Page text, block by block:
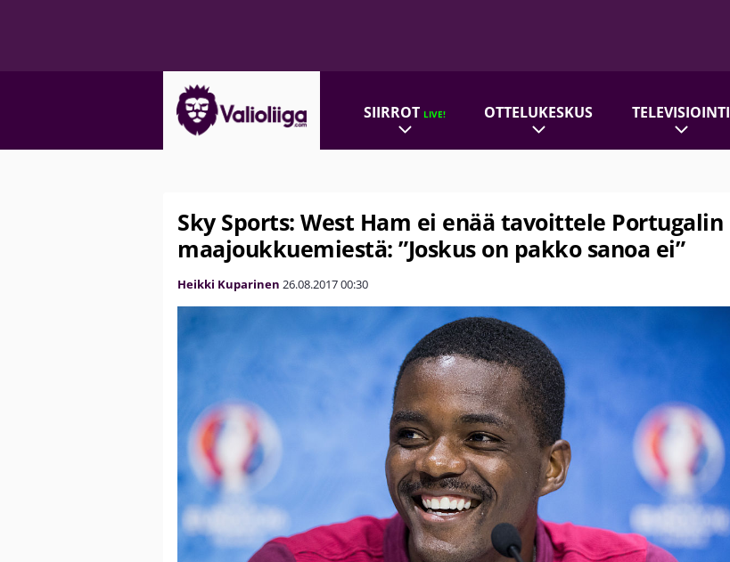
SIIRROTLIVE! OTTELUKESKUS TELEVISIOINTI
Sky Sports: West Ham ei enää tavoittele Portugalin
maajoukkuemiestä: ”Joskus on pakko sanoa ei”
Heikki Kuparinen 26.08.201700:30